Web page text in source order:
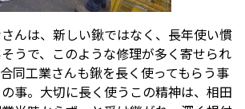
んは、新しい鍬ではなく、長年使い慣
うで、このような修理が多く寄せられ
同工業さんも鍬を長く使ってもらう事
事。大切に長く使うこの精神は、相田